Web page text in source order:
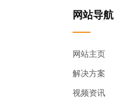
网站导航
网站主页
解决方案
视频资讯